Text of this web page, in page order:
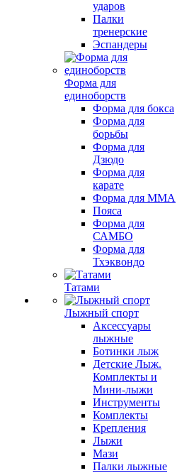
ударов
Палки
тренерские
Эспандеры
Форма для
единоборств
Форма для бокса
Форма для
борьбы
Форма для
Дзюдо
Форма для
карате
Форма для MMA
Пояса
Форма для
САМБО
Форма для
Тхэквондо
Татами
Лыжный спорт
Аксессуары
лыжные
Ботинки лыж
Детские Лыж.
Комплекты и
Мини-лыжи
Инструменты
Комплекты
Крепления
Лыжи
Мази
Палки лыжные